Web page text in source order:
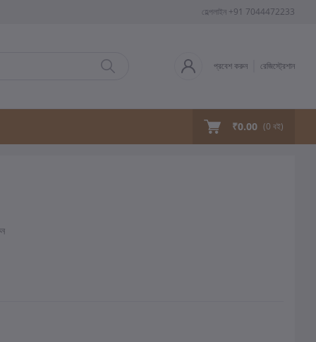
হেল্পলাইন +91 7044472233
প্রবেশ করুন রেজিস্ট্রেশান
₹0.00 (0 বই)